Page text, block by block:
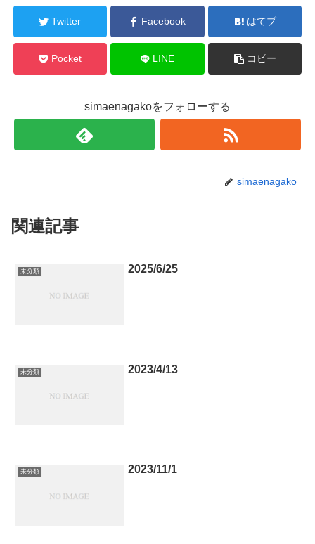
Twitter Facebook はてブ
Pocket LINE コピー
simaenagakoをフォローする
simaenagako
関連記事
未分類 2025/6/25
未分類 2023/4/13
未分類 2023/11/1